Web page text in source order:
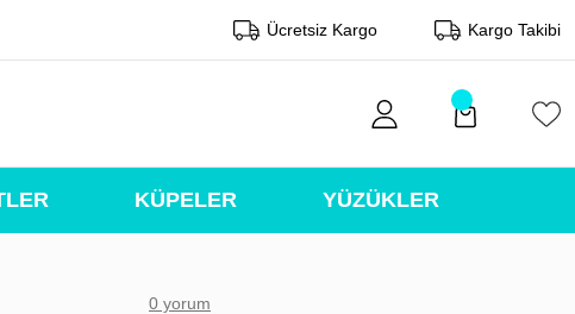
Ücretsiz Kargo Kargo Takibi
KÜPELER YÜZÜKLER
0 yorum